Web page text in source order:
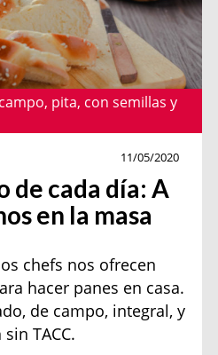
pita, con semillas y
11/05/2020
de cada día: A
en la masa
chefs nos ofrecen
hacer panes en casa.
de campo, integral, y
TACC.